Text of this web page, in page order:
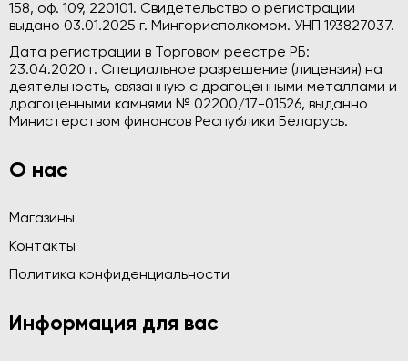
158, оф. 109, 220101. Свидетельство о регистрации
выдано 03.01.2025 г. Мингорисполкомом. УНП 193827037.
Дата регистрации в Торговом реестре РБ:
23.04.2020 г. Специальное разрешение (лицензия) на
деятельность, связанную с драгоценными металлами и
драгоценными камнями № 02200/17-01526, выданно
Министерством финансов Республики Беларусь.
О нас
Магазины
Контакты
Политика конфиденциальности
Информация для вас